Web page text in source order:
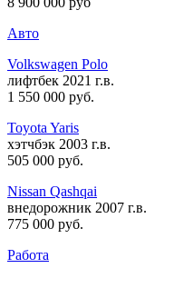
Авто
Volkswagen Polo
лифтбек 2021 г.в.
1 550 000 руб.
Toyota Yaris
хэтчбэк 2003 г.в.
505 000 руб.
Nissan Qashqai
внедорожник 2007 г.в.
775 000 руб.
Работа